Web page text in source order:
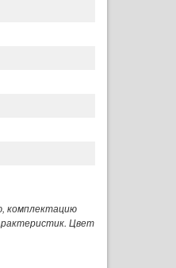
комплектацию
Цвет